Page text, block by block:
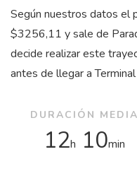
Según nuestros datos el
$3256,11 y sale de
decide realizar este
antes de llegar a
DURACIÓN MEDIA
12h 10min